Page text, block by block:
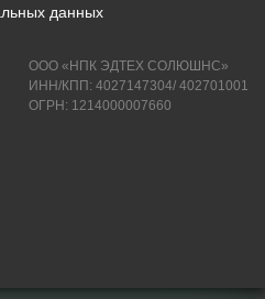
ООО «НПК ЭДТЕХ СОЛЮШНС»
ИНН/КПП: 4027147304/ 402701001
ОГРН: 1214000007660
данных